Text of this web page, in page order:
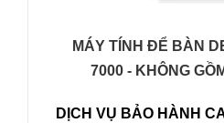
MÁY TÍNH ĐỂ BÀN
7000 - KHÔNG
DỊCH VỤ BẢO HÀNH